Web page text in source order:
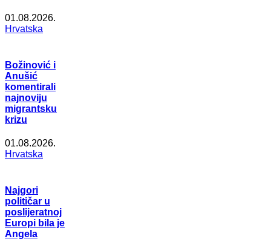
01.08.2026.
Hrvatska
Božinović i
Anušić
komentirali
najnoviju
migrantsku
krizu
01.08.2026.
Hrvatska
Najgori
političar u
poslijeratnoj
Europi bila je
Angela